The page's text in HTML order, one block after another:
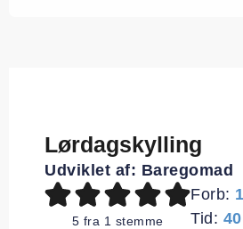
Lørdagskylling
Udviklet af: Baregomad
5 fra 1 stemme
Forb:
Tid: 40